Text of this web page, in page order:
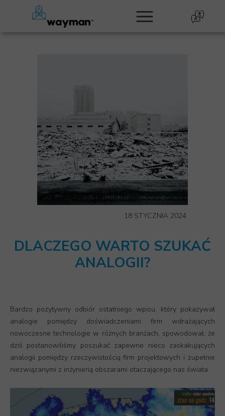
18 STYCZNIA 2024
DLACZEGO WARTO SZUKAĆ
ANALOGII?
Bardzo pozytywny odbiór ostatniego wpisu, który pokazywał
analogie pomiędzy doświadczeniami firm wdrażających
nowoczesne technologie w różnych branżach, spowodował, że
dziś postanowiliśmy poszukać zapewne nieco zaskakujących
analogii pomiędzy rzeczywistością firm projektowych i zupełnie
niezwiązanymi z inżynierią obszarami otaczającego nas świata.